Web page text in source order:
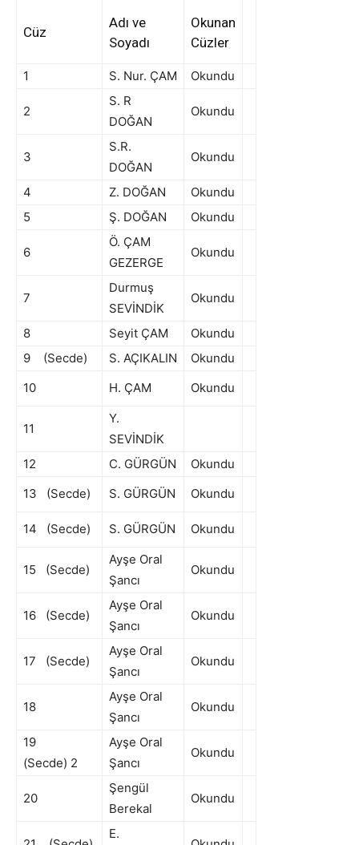
Cüz
Adı ve
Soyadı
Okunan
Cüzler
1 S. Nur. ÇAM Okundu
2
S. R
DOĞAN
Okundu
3
S.R.
DOĞAN
Okundu
4 Z. DOĞAN
Okundu
5
Ş. DOĞAN Okundu
6
Ö. ÇAM
GEZERGE
Okundu
7
Durmuş
SEVİNDİK
Okundu
8 Seyit ÇAM
Okundu
9 (Secde)
S. AÇIKALIN
Okundu
10
H. ÇAM Okundu
11
Y.
SEVİNDİK
12
C. GÜRGÜN
Okundu
13 (Secde)
S. GÜRGÜN Okundu
14 (Secde) S. GÜRGÜN Okundu
15 (Secde)
Ayşe Oral
Şancı
Okundu
16 (Secde)
Ayşe Oral
Şancı
Okundu
17 (Secde)
Ayşe Oral
Şancı
Okundu
18
Ayşe Oral
Şancı
Okundu
19
(Secde) 2
Ayşe Oral
Şancı
Okundu
20
Şengül
Berekal
Okundu
E.